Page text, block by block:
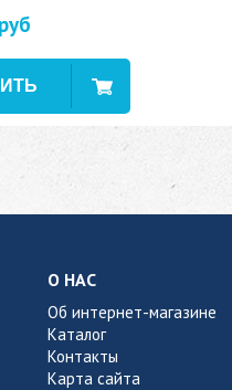
О НАС
Об интернет-магазине
Каталог
Контакты
Карта сайта